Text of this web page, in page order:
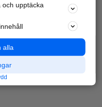
upptäcka
alla